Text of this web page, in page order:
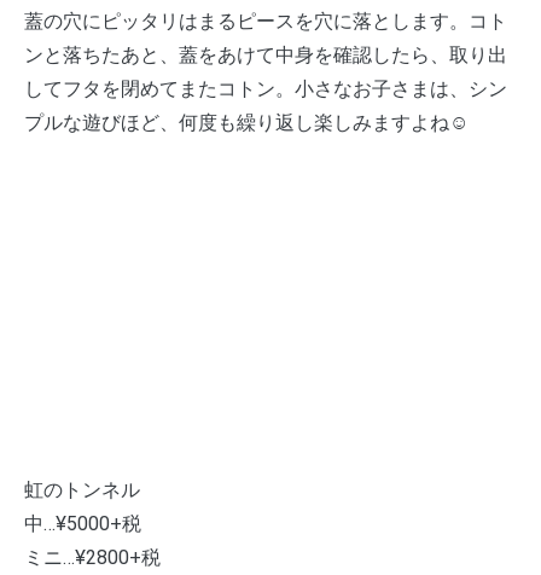
蓋の穴にピッタリはまるピースを穴に落とします。コト
ンと落ちたあと、蓋をあけて中身を確認したら、取り出
してフタを閉めてまたコトン。小さなお子さまは、シン
プルな遊びほど、何度も繰り返し楽しみますよね☺️
虹のトンネル
中…¥5000+税
ミニ…¥2800+税